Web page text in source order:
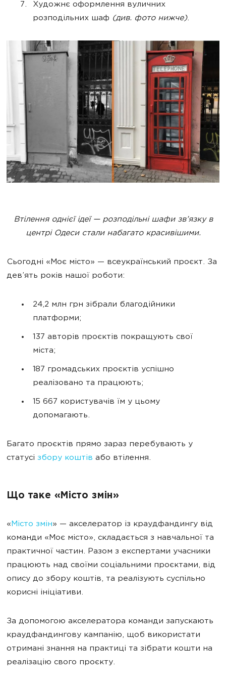
Художнє оформлення вуличних
розподільних шаф (див. фото нижче).
Втілення однієї ідеї — розподільні шафи зв’язку в
центрі Одеси стали набагато красивішими.
Сьогодні «Моє місто» — всеукраїнський проєкт. За
дев’ять років нашої роботи:
24,2 млн грн зібрали благодійники
платформи;
137 авторів проєктів покращують свої
міста;
187 громадських проєктів успішно
реалізовано та працюють;
15 667 користувачів їм у цьому
допомагають.
Багато проєктів прямо зараз перебувають у
статусі збору коштів або втілення.
Що таке «Місто змін»
«Місто змін» — акселератор із краудфандингу від
команди «Моє місто», складається з навчальної та
практичної частин. Разом з експертами учасники
працюють над своїми соціальними проєктами, від
опису до збору коштів, та реалізують суспільно
корисні ініціативи.
За допомогою акселератора команди запускають
краудфандингову кампанію, щоб використати
отримані знання на практиці та зібрати кошти на
реалізацію свого проєкту.